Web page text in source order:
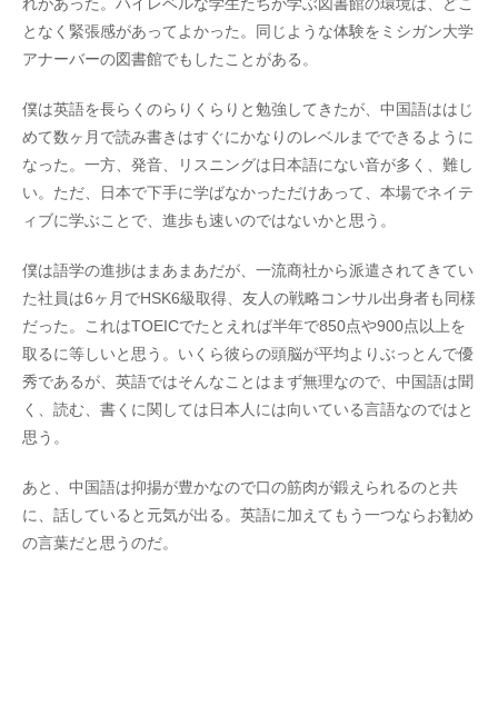
れがあった。ハイレベルな学生たちが学ぶ図書館の環境は、どこ
となく緊張感があってよかった。同じような体験をミシガン大学
アナーバーの図書館でもしたことがある。
僕は英語を長らくのらりくらりと勉強してきたが、中国語ははじ
めて数ヶ月で読み書きはすぐにかなりのレベルまでできるように
なった。一方、発音、リスニングは日本語にない音が多く、難し
い。ただ、日本で下手に学ばなかっただけあって、本場でネイテ
ィブに学ぶことで、進歩も速いのではないかと思う。
僕は語学の進捗はまあまあだが、一流商社から派遣されてきてい
た社員は6ヶ月でHSK6級取得、友人の戦略コンサル出身者も同様
だった。これはTOEICでたとえれば半年で850点や900点以上を
取るに等しいと思う。いくら彼らの頭脳が平均よりぶっとんで優
秀であるが、英語ではそんなことはまず無理なので、中国語は聞
く、読む、書くに関しては日本人には向いている言語なのではと
思う。
あと、中国語は抑揚が豊かなので口の筋肉が鍛えられるのと共
に、話していると元気が出る。英語に加えてもう一つならお勧め
の言葉だと思うのだ。